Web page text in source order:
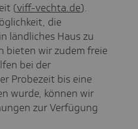
(viff-vechta.de).
die
ländliches Haus zu
bieten wir zudem freie
bei der
Probezeit bis eine
wurde, können wir
zur Verfügung